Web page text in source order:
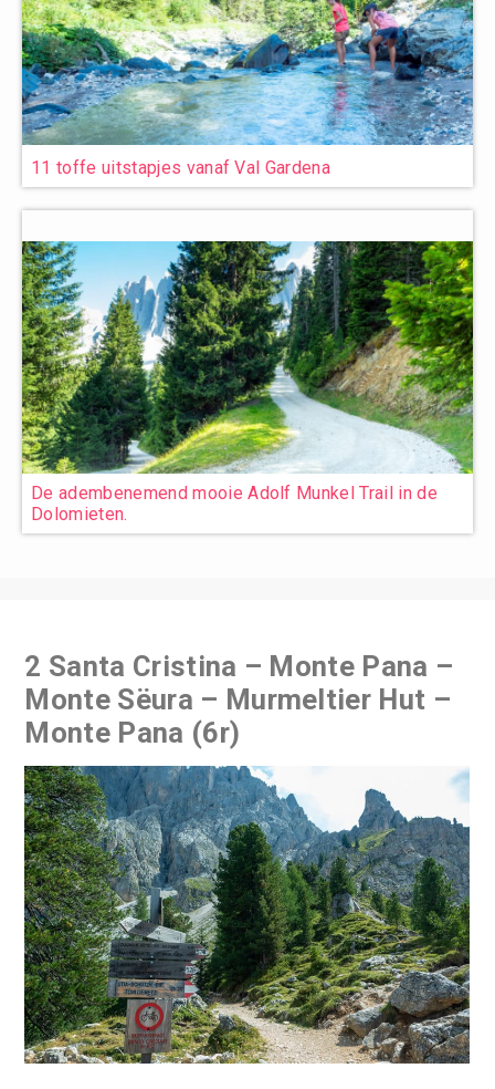
11 toffe uitstapjes vanaf Val Gardena
De adembenemend mooie Adolf Munkel Trail in de
Dolomieten.
2 Santa Cristina – Monte Pana –
Monte Sëura – Murmeltier Hut –
Monte Pana (6r)